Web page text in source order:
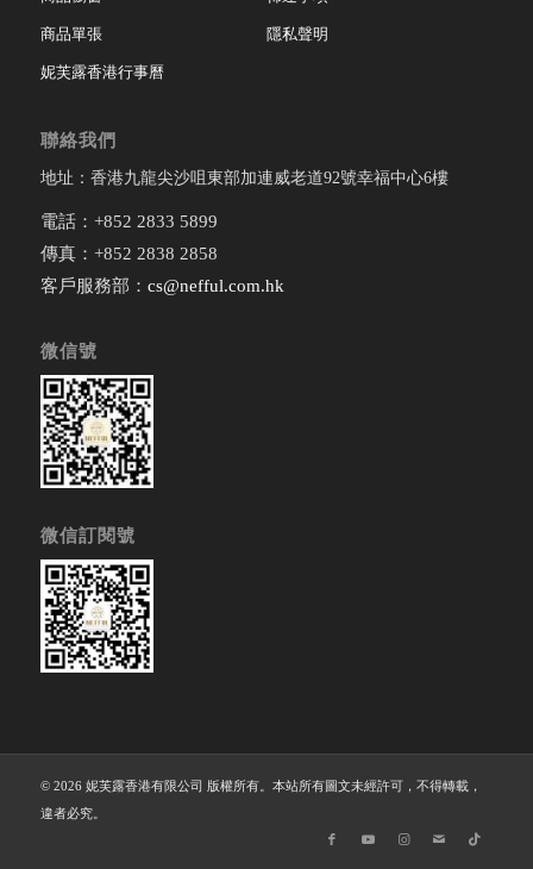
商品單張
妮芙露香港行事曆
隱私聲明
聯絡我們
地址：香港九龍尖沙咀東部加連威老道92號幸福中心6樓
電話：+852 2833 5899
傳真：+852 2838 2858
客戶服務部： cs@nefful.com.hk
微信號
微信訂閱號
© 2026 妮芙露香港有限公司 版權所有。本站所有圖文未經許可，不得轉載，
違者必究。